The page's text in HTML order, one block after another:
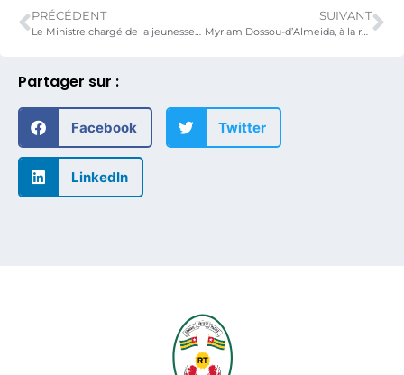
Partager sur :
Facebook Twitter
LinkedIn
PRÉCÉDENT
Le Ministre chargé de la jeunesse au contact des jeunes leaders associatifs
SUIVANT
Myriam Dossou-d’Almeida, à la rencontre du personnel des structures rattachées de son ministère